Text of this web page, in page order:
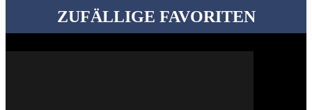
ZUFÄLLIGE FAVORITEN